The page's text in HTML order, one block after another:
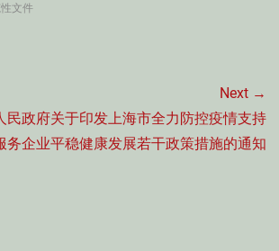
文件
Next →
民政府关于印发上海市全力防控疫情支持
务企业平稳健康发展若干政策措施的通知